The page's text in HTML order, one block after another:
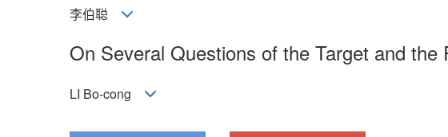
李伯聪
On Several Questions of the Target and the
LI Bo-cong